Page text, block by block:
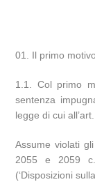
Il primo
1.1. Col primo
sentenza
legge di cui
Assume violati
2055 e 2059
(‘Disposizioni